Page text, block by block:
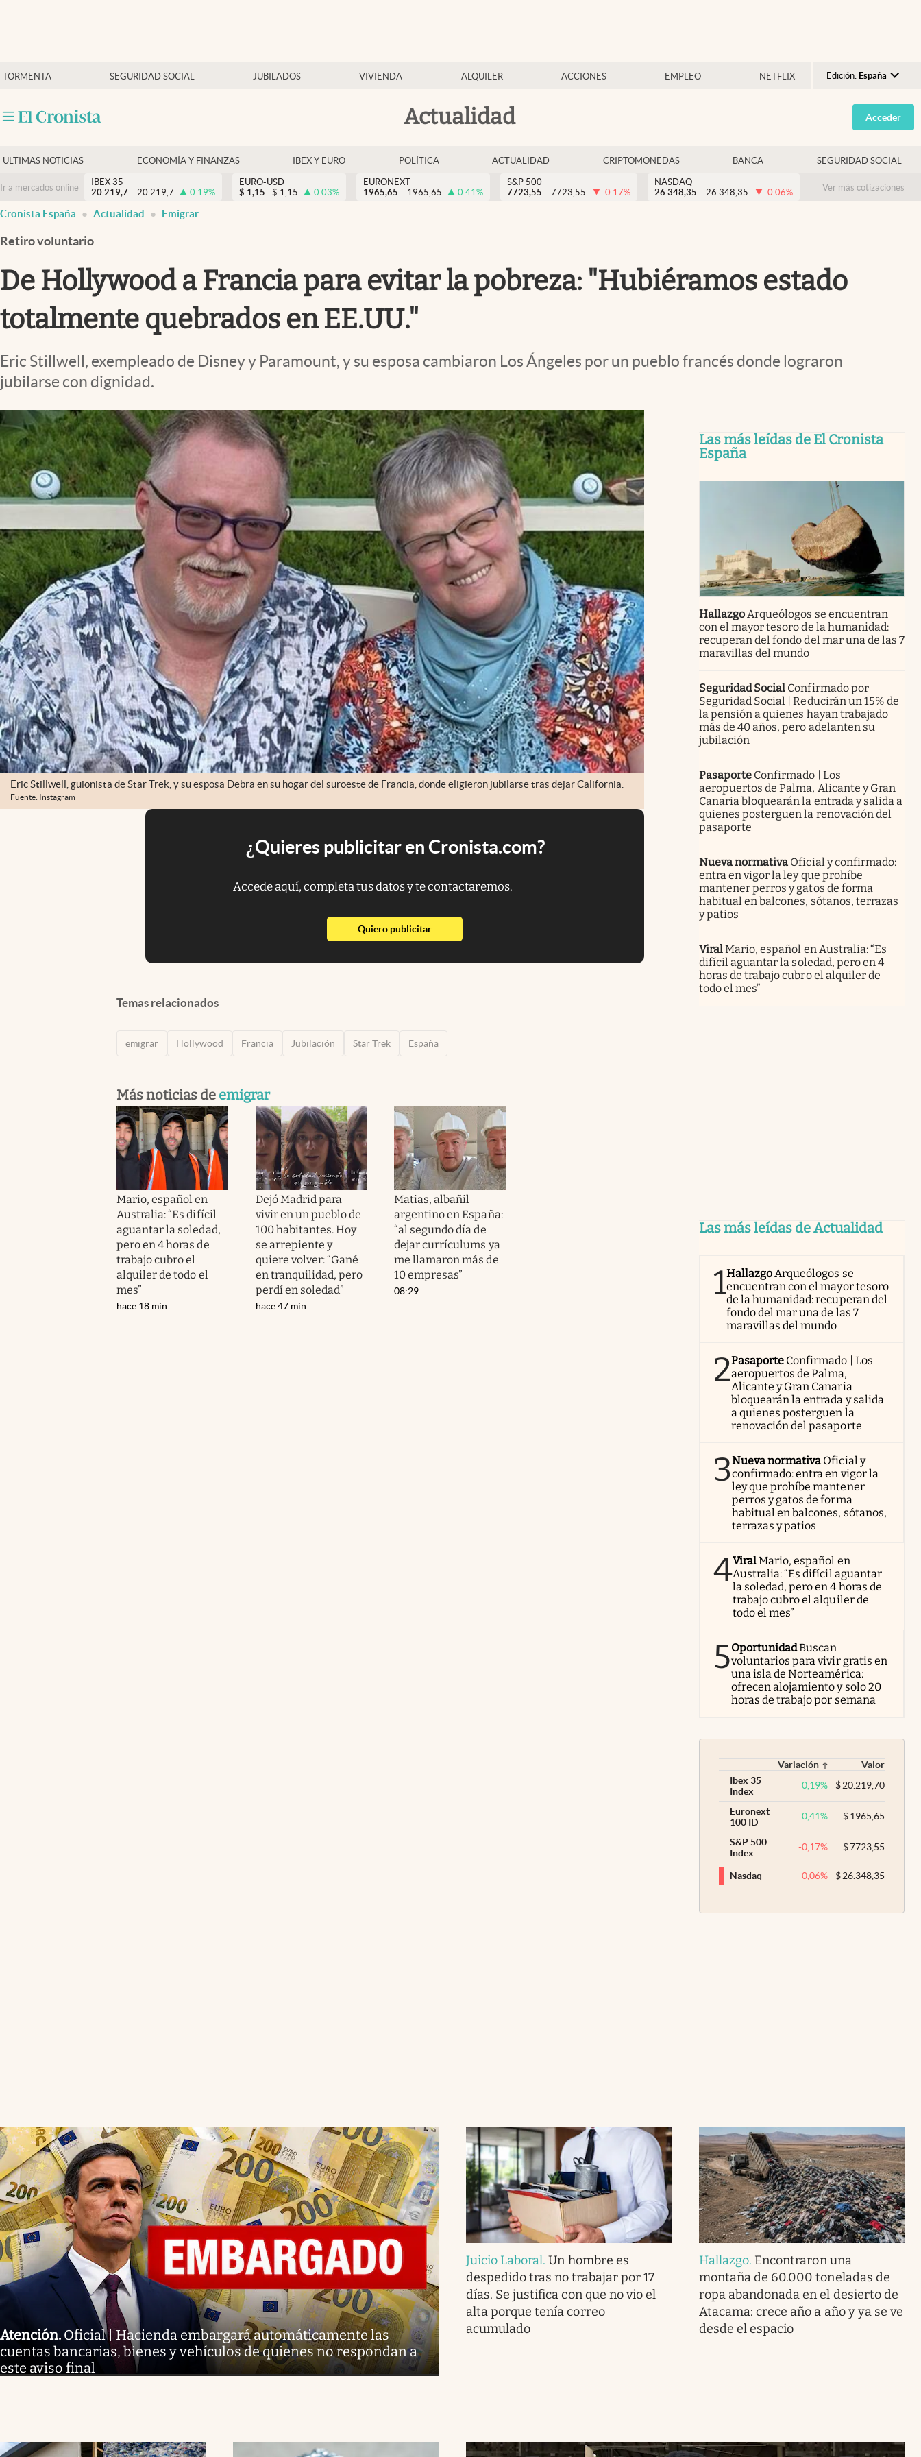
TORMENTA SEGURIDAD SOCIAL JUBILADOS VIVIENDA ALQUILER ACCIONES EMPLEO NETFLIX Edición: España
Argentina
España
USA
Colombia
Actualidad
Economía y finanzas
Criptomonedas
Acceder
ULTIMAS NOTICIAS ECONOMÍA Y FINANZAS IBEX Y EURO POLÍTICA ACTUALIDAD CRIPTOMONEDAS BANCA SEGURIDAD SOCIAL
Ir a mercados online
IBEX 35
20.219,7
20.219,7 0.19%
EURO-USD
$ 1,15 $ 1,15 0.03%
EURONEXT
1965,65
1965,65 0.41%
S&P 500
7723,55
7723,55 -0.17%
NASDAQ
26.348,35
26.348,35 -0.06% Ver más cotizaciones
Cronista España Actualidad Emigrar
Retiro voluntario
De Hollywood a Francia para evitar la pobreza: "Hubiéramos estado
totalmente quebrados en EE.UU."
Eric Stillwell, exempleado de Disney y Paramount, y su esposa cambiaron Los Ángeles por un pueblo francés donde lograron
jubilarse con dignidad.
Eric Stillwell, guionista de Star Trek, y su esposa Debra en su hogar del suroeste de Francia, donde eligieron jubilarse tras dejar California.
Fuente: Instagram
¿Quieres publicitar en Cronista.com?
Accede aquí, completa tus datos y te contactaremos.
Quiero publicitarabre en nueva pestaña
Temas relacionados
emigrar Hollywood Francia Jubilación Star Trek España
Más noticias de emigrar
Mario, español en
Australia: “Es difícil
aguantar la soledad,
pero en 4 horas de
trabajo cubro el
alquiler de todo el
mes”
hace 18 min
Dejó Madrid para
vivir en un pueblo de
100 habitantes. Hoy
se arrepiente y
quiere volver: “Gané
en tranquilidad, pero
perdí en soledad”
hace 47 min
Matias, albañil
argentino en España:
“al segundo día de
dejar currículums ya
me llamaron más de
10 empresas”
08:29
Las más leídas de El Cronista
España
HallazgoArqueólogos se encuentran
con el mayor tesoro de la humanidad:
recuperan del fondo del mar una de las 7
maravillas del mundo
Seguridad Social Confirmado por
Seguridad Social | Reducirán un 15% de
la pensión a quienes hayan trabajado
más de 40 años, pero adelanten su
jubilación
Pasaporte Confirmado | Los
aeropuertos de Palma, Alicante y Gran
Canaria bloquearán la entrada y salida a
quienes posterguen la renovación del
pasaporte
Nueva normativa Oficial y confirmado:
entra en vigor la ley que prohíbe
mantener perros y gatos de forma
habitual en balcones, sótanos, terrazas
y patios
ViralMario, español en Australia: “Es
difícil aguantar la soledad, pero en 4
horas de trabajo cubro el alquiler de
todo el mes”
Las más leídas de Actualidad
1HallazgoArqueólogos se
encuentran con el mayor tesoro
de la humanidad: recuperan del
fondo del mar una de las 7
maravillas del mundo
2Pasaporte Confirmado | Los
aeropuertos de Palma,
Alicante y Gran Canaria
bloquearán la entrada y salida
a quienes posterguen la
renovación del pasaporte
3Nueva normativa Oficial y
confirmado: entra en vigor la
ley que prohíbe mantener
perros y gatos de forma
habitual en balcones, sótanos,
terrazas y patios
4ViralMario, español en
Australia: “Es difícil aguantar
la soledad, pero en 4 horas de
trabajo cubro el alquiler de
todo el mes”
5OportunidadBuscan
voluntarios para vivir gratis en
una isla de Norteamérica:
ofrecen alojamiento y solo 20
horas de trabajo por semana
Variación
Valor
Ibex 35
Index
0,19% $20.219,70
Euronext
100 ID
0,41% $1965,65
S&P 500
Index
-0,17% $7723,55
Nasdaq -0,06% $26.348,35
Atención. Oficial | Hacienda embargará automáticamente las
cuentas bancarias, bienes y vehículos de quienes no respondan a
este aviso final
Juicio Laboral.Un hombre es
despedido tras no trabajar por 17
días. Se justifica con que no vio el
alta porque tenía correo
acumulado
Hallazgo. Encontraron una
montaña de 60.000 toneladas de
ropa abandonada en el desierto de
Atacama: crece año a año y ya se ve
desde el espacio